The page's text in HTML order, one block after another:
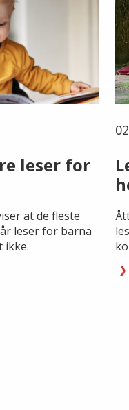
leser for
at de fleste
leser for barna
ikke.